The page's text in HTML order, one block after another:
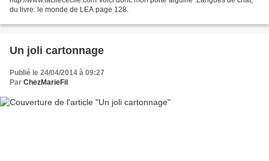
du livre: le monde de LEA page 128.
Un joli cartonnage
Publié le 24/04/2014 à 09:27
Par ChezMarieFil